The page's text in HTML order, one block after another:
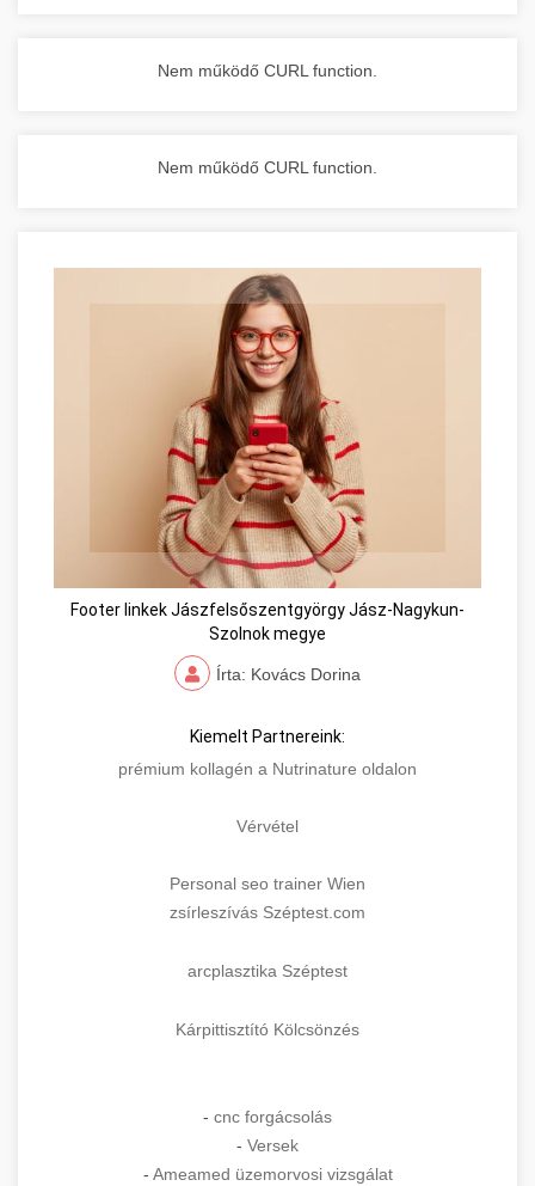
Nem működő CURL function.
Nem működő CURL function.
Footer linkek Jászfelsőszentgyörgy Jász-Nagykun-
Szolnok megye
Írta: Kovács Dorina
Kiemelt Partnereink:
prémium kollagén a Nutrinature oldalon
Vérvétel
Personal seo trainer Wien
zsírleszívás Széptest.com
arcplasztika Széptest
Kárpittisztító Kölcsönzés
- cnc forgácsolás
- Versek
- Ameamed üzemorvosi vizsgálat